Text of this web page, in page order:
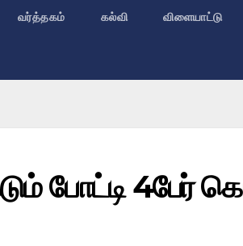
வர்த்தகம் கல்வி விளையாட்டு
போட்டி 4பேர்